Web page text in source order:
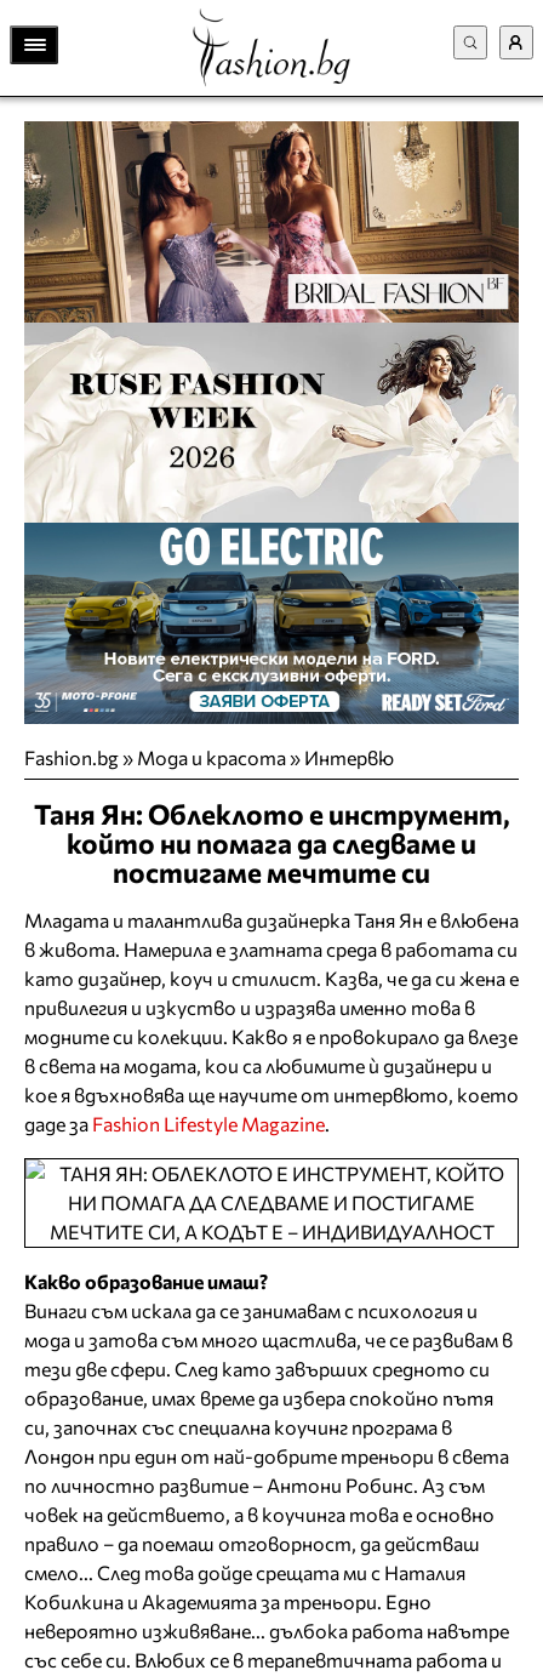
Fashion.bg» Мода и красота» Интервю
Таня Ян: Облеклото е инструмент,
който ни помага да следваме и
постигаме мечтите си
Младата и талантлива дизайнерка Таня Ян е влюбена
в живота. Намерила е златната среда в работата си
като дизайнер, коуч и стилист. Казва, че да си жена е
привилегия и изкуство и изразява именно това в
модните си колекции. Какво я е провокирало да влезе
в света на модата, кои са любимите ѝ дизайнери и
кое я вдъхновява ще научите от интервюто, което
даде за Fashion Lifestyle Magazine.
Какво образование имаш?
Винаги съм искала да се занимавам с психология и
мода и затова съм много щастлива, че се развивам в
тези две сфери. След като завърших средното си
образование, имах време да избера спокойно пътя
си, започнах със специална коучинг програма в
Лондон при един от най-добрите треньори в света
по личностно развитие – Антони Робинс. Аз съм
човек на действието, а в коучинга това е основно
правило – да поемаш отговорност, да действаш
смело... След това дойде срещата ми с Наталия
Кобилкина и Академията за треньори. Едно
невероятно изживяване... дълбока работа навътре
със себе си. Влюбих се в терапевтичната работа и